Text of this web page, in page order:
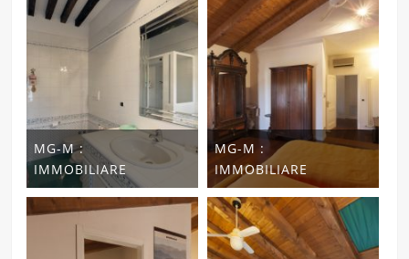
MG-M :
IMMOBILIARE
MG-M :
IMMOBILIARE